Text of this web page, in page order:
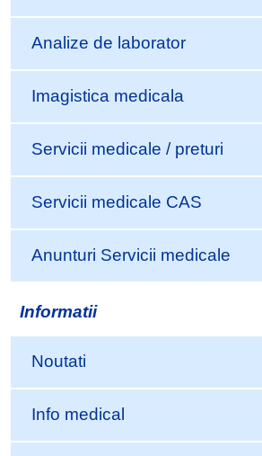
Analize de laborator
Imagistica medicala
Servicii medicale / preturi
Servicii medicale CAS
Anunturi Servicii medicale
Informatii
Noutati
Info medical